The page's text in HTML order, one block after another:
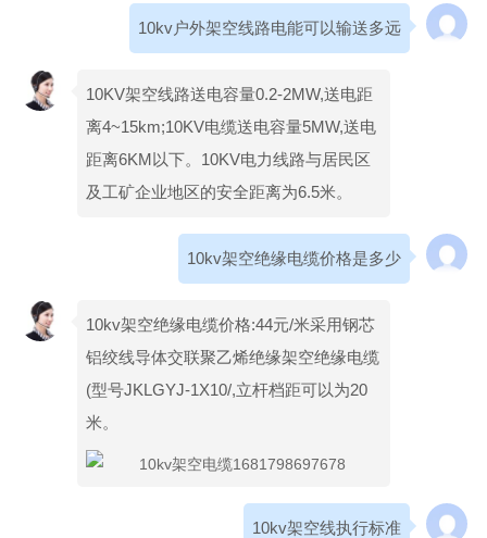
10kv户外架空线路电能可以输送多远
10KV架空线路送电容量0.2-2MW,送电距
离4~15km;10KV电缆送电容量5MW,送电
距离6KM以下。10KV电力线路与居民区
及工矿企业地区的安全距离为6.5米。
10kv架空绝缘电缆价格是多少
10kv架空绝缘电缆价格:44元/米采用钢芯
铝绞线导体交联聚乙烯绝缘架空绝缘电缆
(型号JKLGYJ-1X10/,立杆档距可以为20
米。
10kv架空线执行标准